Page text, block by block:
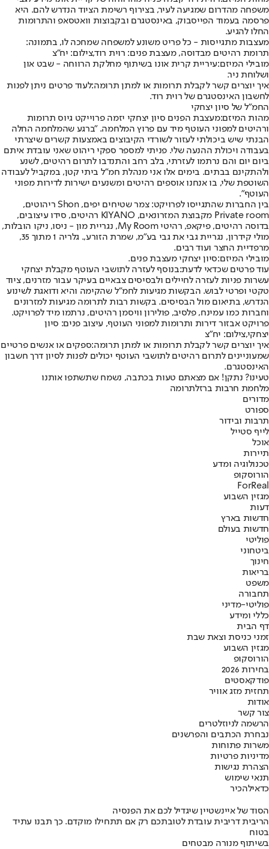
משפחה מהדרום שמגיעה לעיר, בצירוף רשימת הציוד הנדרש להם. היא
פרסמה בעמוד הפייסבוק, באינסטגרם ובקבוצות וואטסאפ והתרומות
החלו להגיע.
מעצבות מתגייסות - כל פריט משונע למשפחה שמחכה לו, בתמונה:
תרומת רהיטים מבדוסה, מעצבת פנים: רוית רוד,צילום: יח"צ
מובילי המיזם:עיריית קרית אונו בשיתוף מחלקת הרווחה - שבט און
ושלוחת ניר.
איך יוצרים קשר לקבלת תרומות או למתן תרומה:לעוד פרטים ניתן לפנות
לחשבון האינסטגרם של רוית רוד.
החמ"ל של סיון יצחקי
מהות המיזם:מעצבת הפנים סיון יצחקי יזמה פרוייקט גיוס תרומות
ורהיטים למפוני העוטף מיד עם פרוץ המלחמה. "ברגע שהמלחמה החלה
הבנתי שיש ביכולתי לעזור לשורדי הקיבוצים באמצעות קשרים שיצרתי
בעבודה ויכולת ההנעה שלי. פניתי למספר ספקי ריהוט שאני עובדת איתם
ביום יום והם נרתמו לעזרתי, בלב רחב והתנדבו לתרום רהיטים, לשנע
ולהתקינם בבתים. בימים אלו אני מנהלת חמ״ל ביתי קטן, במקביל לעבודה
השוטפת שלי, בו אנחנו אוספים רהיטים ומשנעים ישירות לדירות מפוני
העוטף".
בין החברות שהתגייסו לפרויקט: צמר שטיחים יפים, Shon ריהוטים,
Private room מקבוצת המזרונאים, KIYANO רהיטים, סידו עיצובים,
בדוסה רהיטים, פיקאפ, רהיטי My Room, נגריית מון - ניסו, ניקו הובלות,
מולי קידרון, נגריית גבי את גבי בע״מ, שמרת הזורע,. גלריה 1 מתוך 35,
מרפדיית החצר ועוד רבים.
מובילי המיזם:סיון יצחקי מעצבת פנים.
עוד פרטים שכדאי לדעת:בנוסף לעזרה לתושבי העוטף מקבלת יצחקי
עשרות פניות לעזרה לחיילים ולבסיסים צבאיים בעיקר עבור מזרנים, ציוד
טקטי ופרטי לבוש. הבקשות מגיעות לחמ"ל שהקימה והיא ודואגת לשינוע
הנדרש, בתיאום מול הבסיסים. בקשות רבות לתרומה מגיעות למזרונים
וחברות כמו עמינח, פלסיב, פולירון וויסמן רהיטים, נרתמו מיד לפרויקט.
פרויקט אבזור דירות ותרומות למפוני העוטף, עיצוב פנים: סיון
יצחקי,צילום: יח"צ
איך יוצרים קשר לקבלת תרומות או למתן תרומה:ספקים או אנשים פרטיים
שמעוניינים לתרום רהיטים לתושבי העוטף יכולים לפנות לסיון דרך חשבון
האינסטגרם.
טעינו? נתקן! אם מצאתם טעות בכתבה, נשמח שתשתפו אותנו
מלחמת חרבות ברזלתרומה
מדורים
ספורט
תרבות ובידור
לייף סטייל
אוכל
תיירות
טכנולוגיה ומדע
הורוסקופ
ForReal
מגזין השבוע
דעות
חדשות בארץ
חדשות בעולם
פוליטי
ביטחוני
חינוך
בריאות
משפט
תחבורה
פוליטי-מדיני
כללי ומידע
דף הבית
זמני כניסת וצאת שבת
מגזין השבוע
הורוסקופ
בחירות 2026
פודקאסטים
תחזית מזג אוויר
אודות
צור קשר
הרשמה לניוזלטרים
נבחרת הכתבים והפרשנים
משרות פתוחות
מדיניות פרטיות
הצהרת נגישות
תנאי שימוש
כדאילהכיר
הסוד של איינשטיין שיגדיל לכם את הפנסיה
הריבית דריבית עובדת לטובתכם רק אם תתחילו מוקדם. כך תבנו עתיד
בטוח
בשיתוף מנורה מבטחים